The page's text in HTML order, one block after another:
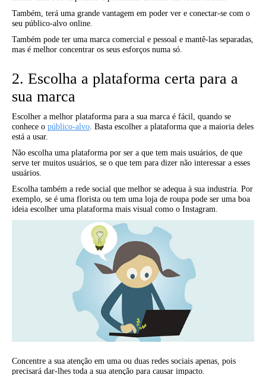
Também, terá uma grande vantagem em poder ver e conectar-se com o
seu público-alvo online.
Também pode ter uma marca comercial e pessoal e mantê-las separadas,
mas é melhor concentrar os seus esforços numa só.
2. Escolha a plataforma certa para a
sua marca
Escolher a melhor plataforma para a sua marca é fácil, quando se
conhece o público-alvo . Basta escolher a plataforma que a maioria deles
está a usar.
Não escolha uma plataforma por ser a que tem mais usuários, de que
serve ter muitos usuários, se o que tem para dizer não interessar a esses
usuários.
Escolha também a rede social que melhor se adequa à sua industria. Por
exemplo, se é uma florista ou tem uma loja de roupa pode ser uma boa
ideia escolher uma plataforma mais visual como o Instagram.
Concentre a sua atenção em uma ou duas redes sociais apenas, pois
precisará dar-lhes toda a sua atenção para causar impacto.